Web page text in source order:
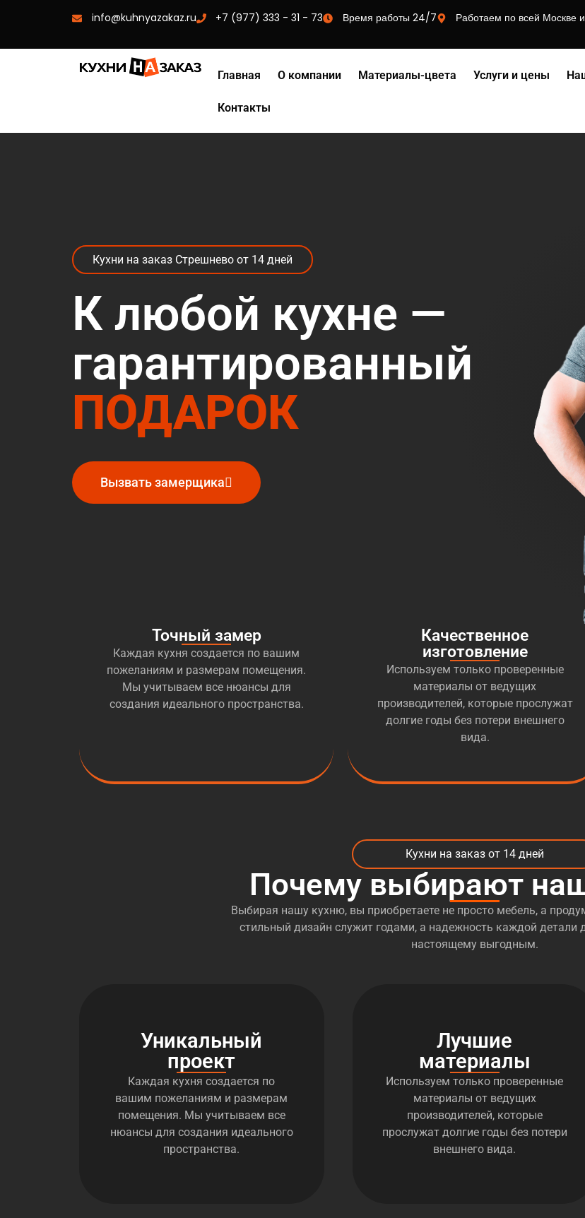
info@kuhnyazakaz.ru +7 (977) 333 - 31 - 73 Время работы 24/7 Работаем по всей Москве
Главная О компании Материалы-цвета Услуги и цены
Контакты
Кухни на заказ Стрешнево от 14 дней
К любой кухне —
гарантированный
ПОДАРОК
Вызвать замерщика
Точный замер
Каждая кухня создается по вашим
пожеланиям и размерам помещения.
Мы учитываем все нюансы для
создания идеального пространства.
Качественное
изготовление
Используем только проверенные
материалы от ведущих
производителей, которые прослужат
долгие годы без потери внешнего
вида.
Кухни на заказ от 14 дней
Почему выбирают
Выбирая нашу кухню, вы приобретаете не просто мебель, а
стильный дизайн служит годами, а надежность каждой детали
настоящему выгодным.
Уникальный
проект
Каждая кухня создается по
вашим пожеланиям и размерам
помещения. Мы учитываем все
нюансы для создания идеального
пространства.
Лучшие
материалы
Используем только проверенные
материалы от ведущих
производителей, которые
прослужат долгие годы без потери
внешнего вида.